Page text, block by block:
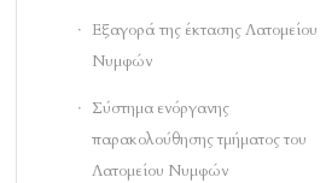
Εξαγορά της έκτασης Λατομείου
Νυμφών
Σύστημα ενόργανης
παρακολούθησης τμήματος του
Λατομείου Νυμφών